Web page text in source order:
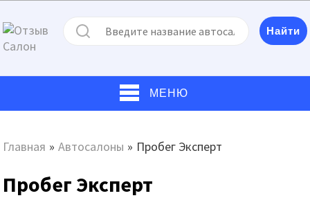
МЕНЮ
Главная » Автосалоны » Пробег Эксперт
Пробег Эксперт